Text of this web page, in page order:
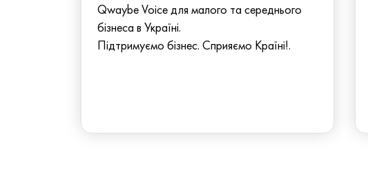
Qwaybe Voice для малого та середнього
бізнеса в Україні.
Підтримуємо бізнес. Сприяємо Країні!.